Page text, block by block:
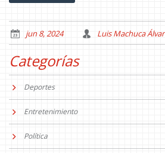
jun 8, 2024 Luis Machuca
Categorías
Deportes
Entretenimiento
Política